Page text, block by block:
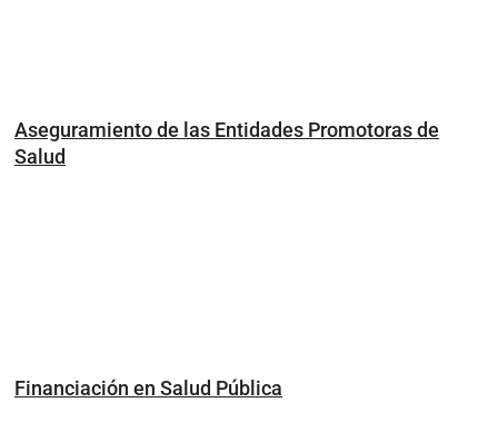
Aseguramiento de las Entidades Promotoras de
Salud
Financiación en Salud Pública